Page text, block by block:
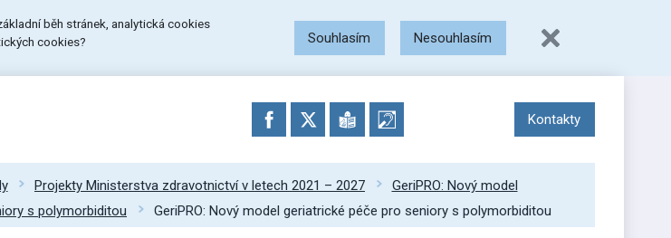
běh stránek, analytická cookies
cookies?
Souhlasím Nesouhlasím
Kontakty
Projekty Ministerstva zdravotnictví v letech 2021 – 2027
GeriPRO: Nový model
s polymorbiditou
GeriPRO: Nový model geriatrické péče pro seniory s polymorbiditou